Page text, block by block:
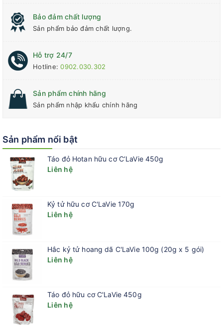
Bảo đảm chất lượng
Sản phẩm bảo đảm chất lượng.
Hỗ trợ 24/7
Hotline:0902.030.302
Sản phẩm chính hãng
Sản phẩm nhập khẩu chính hãng
Sản phẩm nổi bật
Táo đỏ Hotan hữu cơ C’LaVie 450g
Liên hệ
Kỷ tử hữu cơ C'LaVie 170g
Liên hệ
Hắc kỷ tử hoang dã C'LaVie 100g (20g x 5 gói)
Liên hệ
Táo đỏ hữu cơ C'LaVie 450g
Liên hệ